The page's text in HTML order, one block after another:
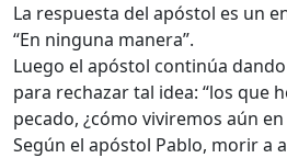
La respuesta del apóstol es un
“En ninguna manera”.
Luego el apóstol continúa
para rechazar tal idea: “los que
pecado, ¿cómo viviremos aún en
Según el apóstol Pablo, morir a